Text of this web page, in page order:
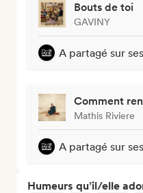
Bouts de toi
GAVINY
A partagé sur
Comment
Mathis Riviere
A partagé sur
Humeurs qu’il/elle